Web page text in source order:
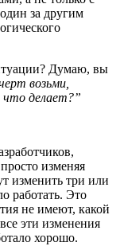
за другим
Думаю, вы
возьми,
делает?”
изменяя
изменить три или
работать. Это
не имеют, какой
эти изменения
хорошо.